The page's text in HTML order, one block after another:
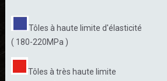
Tôles à haute limite d'élasticité
( 180-220MPa )
Tôles à très haute limite